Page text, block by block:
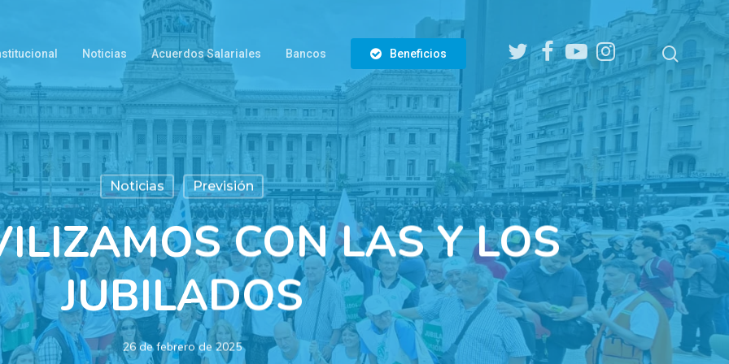
Noticias Acuerdos Salariales Bancos Beneficios
twitter facebookyoutubeinstagram search
Noticias Previsión
CON LAS Y LOS
JUBILADOS
26 de febrero de 2025